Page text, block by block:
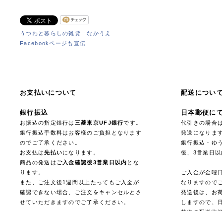
うつわと暮らしの雑貨 なかうえ
Facebookページも宣伝
お支払いについて
銀行振込
お振込の指定銀行は 三菱東京UFJ銀行です。
銀行振込手数料はお客様のご負担となります
のでご了承ください。
お支払は先払いになります。
商品の発送は ご入金確認後3営業日以内 とな
ります。
また、ご注文後1週間以上たってもご入金が
確認できない場合、ご注文をキャンセルとさ
せていただきますのでご了承ください。
配送につい
日本郵便に
代引きの場合
発送になりま
銀行振込・ゆ
後、3営業日
ご入金が金曜
なりますので
発送後は、お
しますので、